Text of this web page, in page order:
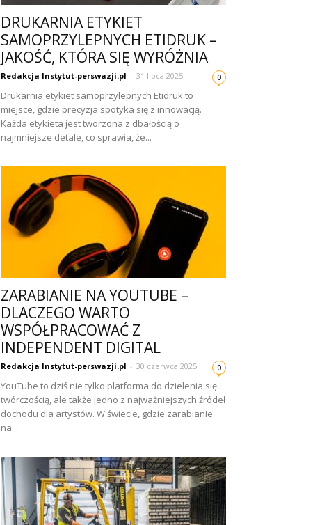
DRUKARNIA ETYKIET
SAMOPRZYLEPNYCH ETIDRUK –
JAKOŚĆ, KTÓRA SIĘ WYRÓŻNIA
Redakcja Instytut-perswazji.pl - 31 lipca 2025 0
Drukarnia etykiet samoprzylepnych Etidruk to
miejsce, gdzie precyzja spotyka się z innowacją.
Każda etykieta jest tworzona z dbałością o
najmniejsze detale, co sprawia, że...
ZARABIANIE NA YOUTUBE –
DLACZEGO WARTO
WSPÓŁPRACOWAĆ Z
INDEPENDENT DIGITAL
Redakcja Instytut-perswazji.pl - 30 czerwca 2025 0
YouTube to dziś nie tylko platforma do dzielenia się
twórczością, ale także jedno z najważniejszych źródeł
dochodu dla artystów. W świecie, gdzie zarabianie
na...